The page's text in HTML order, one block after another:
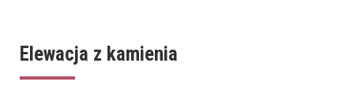
Elewacja z kamienia